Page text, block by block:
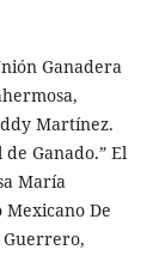
Ganadera
Martínez.
Ganado.” El
María
De
Guerrero,